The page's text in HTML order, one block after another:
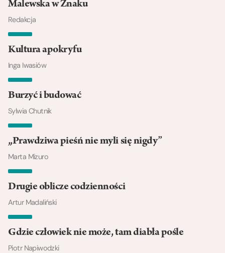
Malewska w Znaku
Redakcja
Kultura apokryfu
Inga Iwasiów
Burzyć i budować
Sylwia Chutnik
„Prawdziwa pieśń nie myli się nigdy”
Marta Mizuro
Drugie oblicze codzienności
Artur Madaliński
Gdzie człowiek nie może, tam diabła pośle
Piotr Napiwodzki